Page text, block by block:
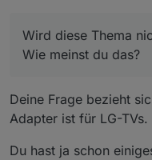
Wird diese Thema
Wie meinst du das?
Deine Frage bezieht
Adapter ist für LG-TVs.
Du hast ja schon